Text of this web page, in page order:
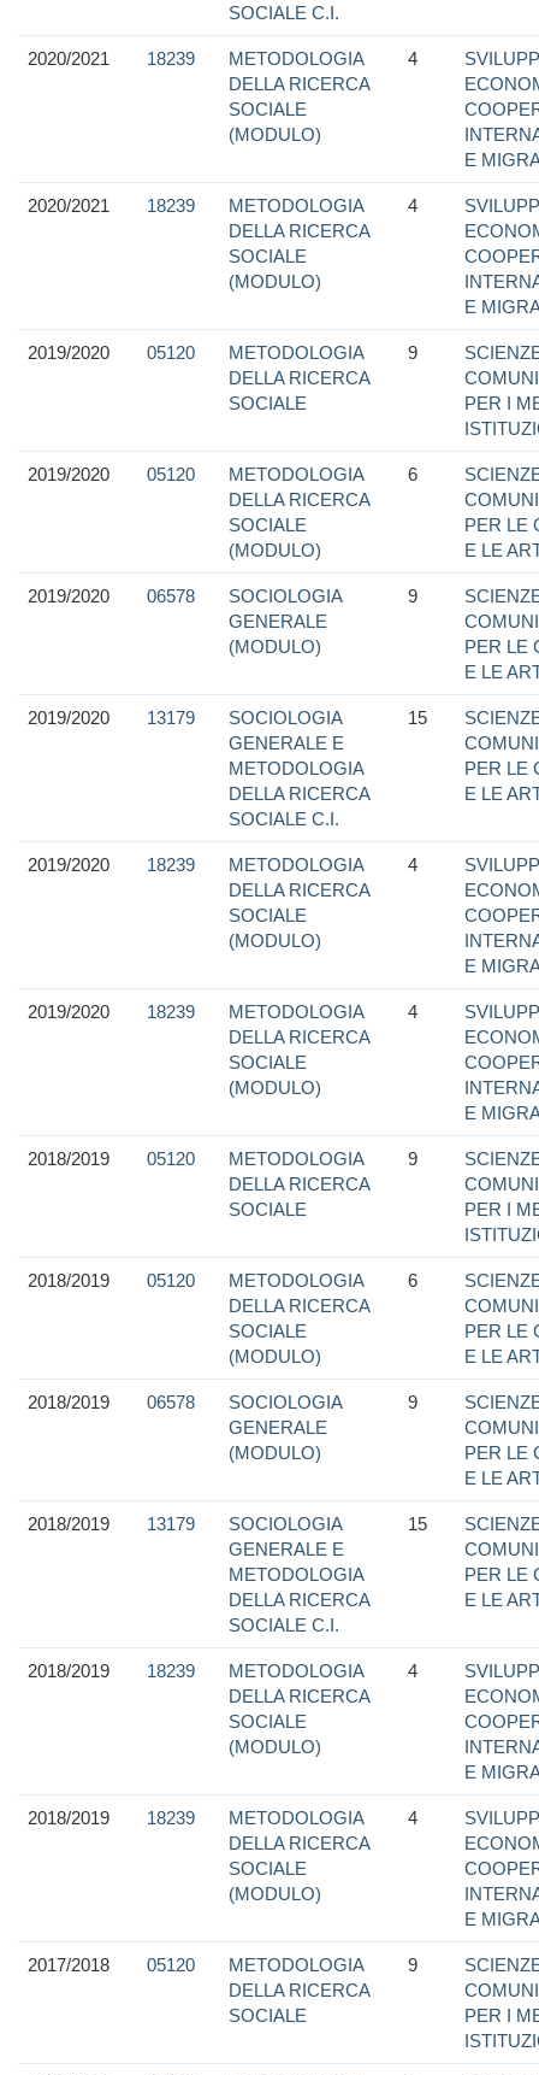
SOCIALE C.I.
2020/2021 18239
METODOLOGIA
DELLA RICERCA
SOCIALE
(MODULO)
4
E
2020/2021 18239
METODOLOGIA
DELLA RICERCA
SOCIALE
(MODULO)
4
E
2019/2020 05120
METODOLOGIA
DELLA RICERCA
SOCIALE
9
PER I
2019/2020 05120
METODOLOGIA
DELLA RICERCA
SOCIALE
(MODULO)
6
PER LE
E LE
2019/2020 06578
SOCIOLOGIA
GENERALE
(MODULO)
9
PER LE
E LE
2019/2020 13179
SOCIOLOGIA
GENERALE E
METODOLOGIA
DELLA RICERCA
SOCIALE C.I.
15
PER LE
E LE
2019/2020 18239
METODOLOGIA
DELLA RICERCA
SOCIALE
(MODULO)
4
E
2019/2020 18239
METODOLOGIA
DELLA RICERCA
SOCIALE
(MODULO)
4
E
2018/2019 05120
METODOLOGIA
DELLA RICERCA
SOCIALE
9
PER I
2018/2019 05120
METODOLOGIA
DELLA RICERCA
SOCIALE
(MODULO)
6
PER LE
E LE
2018/2019 06578
SOCIOLOGIA
GENERALE
(MODULO)
9
PER LE
E LE
2018/2019 13179
SOCIOLOGIA
GENERALE E
METODOLOGIA
DELLA RICERCA
SOCIALE C.I.
15
PER LE
E LE
2018/2019 18239
METODOLOGIA
DELLA RICERCA
SOCIALE
(MODULO)
4
E
2018/2019 18239
METODOLOGIA
DELLA RICERCA
SOCIALE
(MODULO)
4
E
2017/2018 05120
METODOLOGIA
DELLA RICERCA
SOCIALE
9
PER I